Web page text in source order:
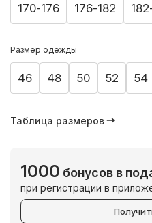
170-176 176-182
Размер одежды
46 48 50 52 54
Таблица размеров
1000 бонусов в
при регистрации в